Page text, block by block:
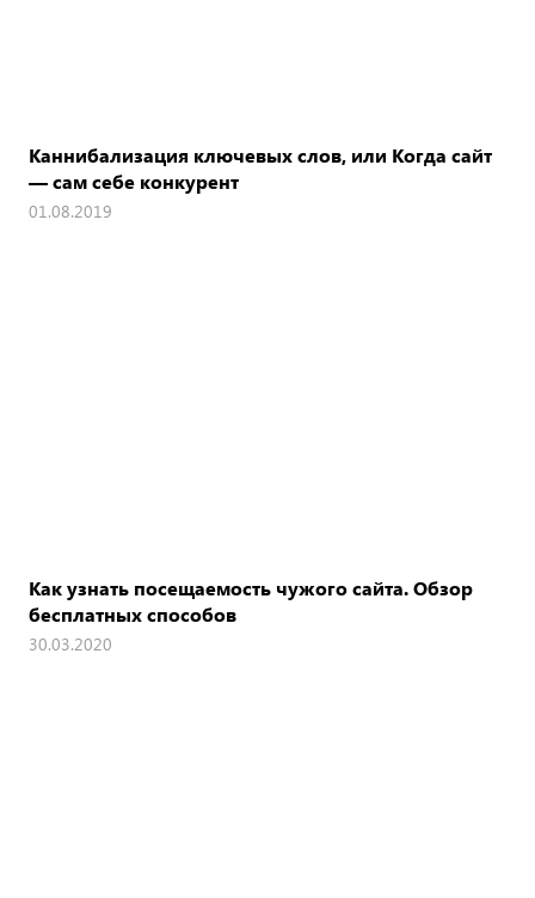
Каннибализация ключевых слов, или Когда сайт
— сам себе конкурент
01.08.2019
Как узнать посещаемость чужого сайта. Обзор
бесплатных способов
30.03.2020